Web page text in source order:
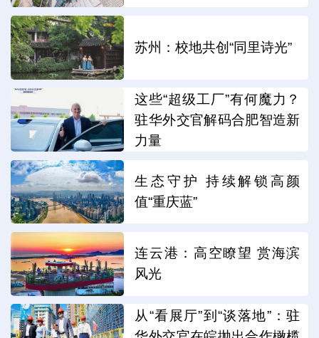
苏州：校地共创“同里诗光”
这些“超级工厂”有何魔力？
驻华外交官解码合肥智造新
力量
生态守护 持续解锁高颜
值“重庆蓝”
连云港：高空瞭望 赏海滨
风光
从“看展厅”到“谈落地”：驻